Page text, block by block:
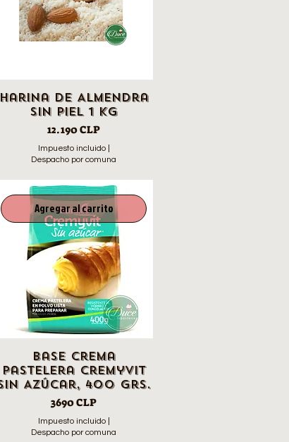
Harina de Almendra
sin piel 1 Kg
Precio
12.190 CLP
Impuesto incluido|
Despacho por comuna
Agregar al carrito
Base Crema
Pastelera Cremyvit
Azúcar, 400 grs.
Precio
3690 CLP
Impuesto incluido|
Despacho por comuna